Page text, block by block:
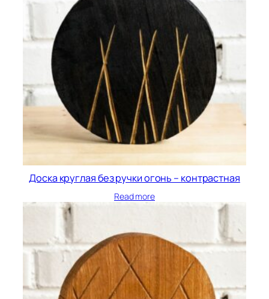
Доска круглая без ручки огонь – контрастная
Read more